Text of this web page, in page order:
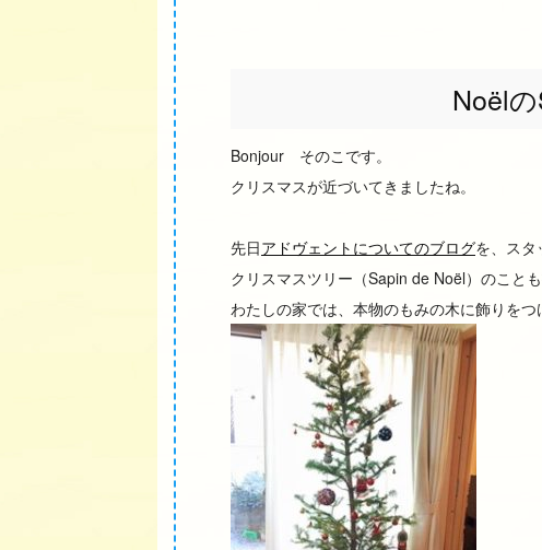
Noël
Bonjour そのこです。
クリスマスが近づいてきましたね。
先日アドヴェントについてのブログを、スタ
クリスマスツリー（Sapin de Noël）のことも
わたしの家では、本物のもみの木に飾りをつ